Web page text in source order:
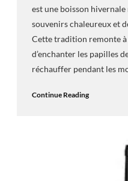
est une boisson
souvenirs chaleureux et
Cette tradition remonte à
d’enchanter les papilles
réchauffer pendant les
Continue Reading